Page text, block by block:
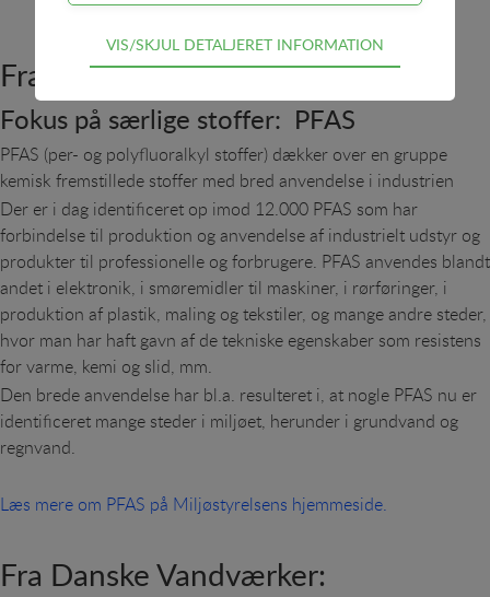
Fra Miljøstyrelsen:
Fokus på særlige stoffer: PFAS
PFAS (per- og polyfluoralkyl stoffer) dækker over en gruppe
kemisk fremstillede stoffer med bred anvendelse i industrien
Der er i dag identificeret op imod 12.000 PFAS som har
forbindelse til produktion og anvendelse af industrielt udstyr og
produkter til professionelle og forbrugere. PFAS anvendes blandt
andet i elektronik, i smøremidler til maskiner, i rørføringer, i
produktion af plastik, maling og tekstiler, og mange andre steder,
hvor man har haft gavn af de tekniske egenskaber som resistens
for varme, kemi og slid, mm.
Den brede anvendelse har bl.a. resulteret i, at nogle PFAS nu er
identificeret mange steder i miljøet, herunder i grundvand og
regnvand.
Læs mere om PFAS på Miljøstyrelsens hjemmeside.
Fra Danske Vandværker:
Teknisk
Tekniske cookies er nødvendige for hjemmesidens
adgangskontrol samt indkøbskurv og kan derfor ikke
fravælges.
Statistik
Statistik-cookies bruges til at optimere design,
brugervenlighed og effektiviteten af en hjemmeside.
Fx ved at indsamle besøgsstatistik om antal besøg
og hvordan hjemmesiden bruges.
Personalisering
Personaliserings-cookies (tracking-cookies) indsamler
brugerens digitale fodspor på tværs af flere
hjemmesider og registrerer, hvad brugeren
interesserer sig for/søger på for at kunne
personalisere indholdet på en hjemmeside - dvs. vise
bruger.
VIS/SKJUL DETALJERET INFORMATION